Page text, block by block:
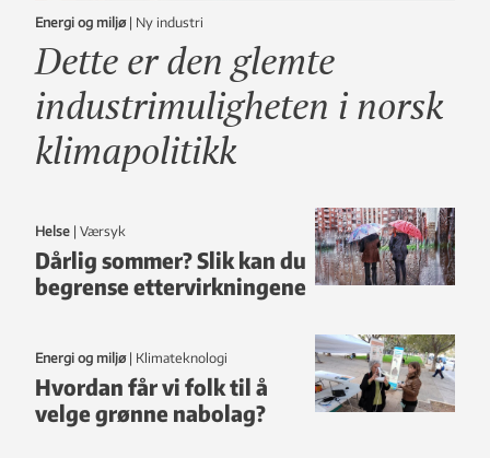
Energi og miljø | ny industri
Dette er den glemte
industrimuligheten i norsk
klimapolitikk
Helse | Værsyk
Dårlig sommer? Slik kan du
begrense ettervirkningene
Energi og miljø | klimateknologi
Hvordan får vi folk til å
velge grønne nabolag?